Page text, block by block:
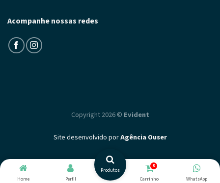
Acompanhe nossas redes
Copyright 2026 © Evident
Site desenvolvido porAgência Ouser
Home Perfil
Produtos
0
Carrinho WhatsApp